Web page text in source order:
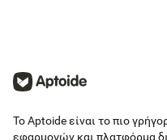
Το Aptoide είναι το πιο
εφαρμογών και πλατφόρμα